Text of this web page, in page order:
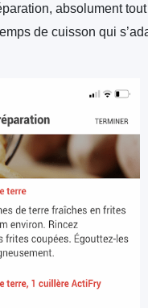
absolument
de cuisson qui